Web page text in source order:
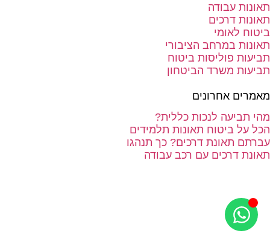
תאונות עבודה
תאונות דרכים
ביטוח לאומי
תאונות במרחב הציבורי
תביעות פוליסות ביטוח
תביעות משרד הביטחון
מאמרים אחרונים
מהי תביעה לנכות כללית?
הכל על ביטוח תאונות תלמידים
עברתם תאונת דרכים? כך תנהגו
תאונת דרכים עם רכב עבודה